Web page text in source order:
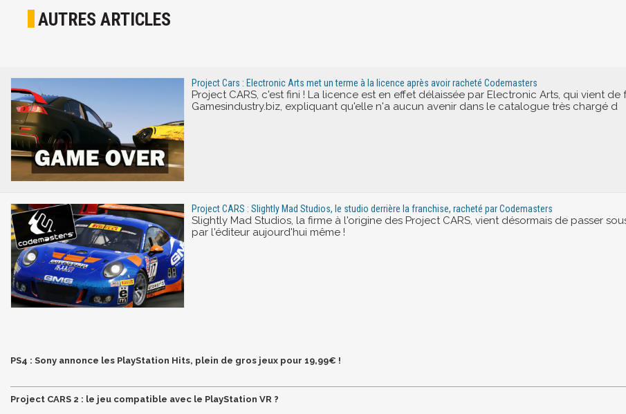
AUTRES ARTICLES
Project Cars : Electronic Arts met un terme à la licence après avoir racheté Codemasters
Project CARS, c'est fini ! La licence est en effet délaissée par Electronic Arts, qui vient
Gamesindustry.biz, expliquant qu'elle n'a aucun avenir dans le catalogue très chargé d
Project CARS : Slightly Mad Studios, le studio derrière la franchise, racheté par Codemasters
Slightly Mad Studios, la firme à l'origine des Project CARS, vient désormais de passer
par l'éditeur aujourd'hui même !
PS4 : Sony annonce les PlayStation Hits, plein de gros jeux pour 19,99€ !
Project CARS 2 : le jeu compatible avec le PlayStation VR ?